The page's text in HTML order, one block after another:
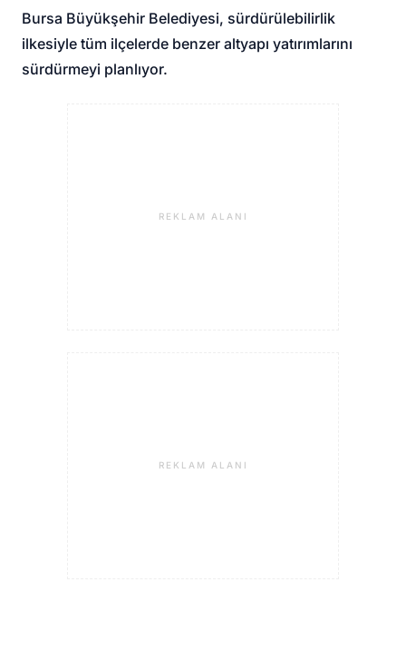
Bursa Büyükşehir Belediyesi, sürdürülebilirlik
ilkesiyle tüm ilçelerde benzer altyapı yatırımlarını
sürdürmeyi planlıyor.
REKLAM ALANI
REKLAM ALANI